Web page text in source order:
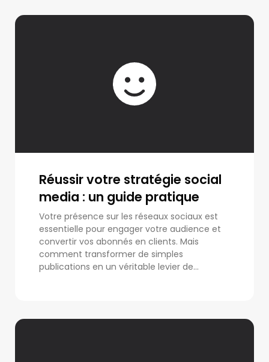
Réussir votre stratégie social
media : un guide pratique
Votre présence sur les réseaux sociaux est
essentielle pour engager votre audience et
convertir vos abonnés en clients. Mais
comment transformer de simples
publications en un véritable levier de...